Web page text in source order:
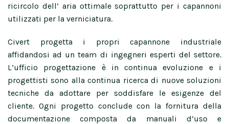
ricircolo dell’ aria ottimale soprattutto per i capannoni
utilizzati per la verniciatura.
Civert progetta i propri capannone industriale
affidandosi ad un team di ingegneri esperti del settore.
L’ufficio progettazione è in continua evoluzione e i
progettisti sono alla continua ricerca di nuove soluzioni
tecniche da adottare per soddisfare le esigenze del
cliente. Ogni progetto conclude con la fornitura della
documentazione composta da manuali d’uso e